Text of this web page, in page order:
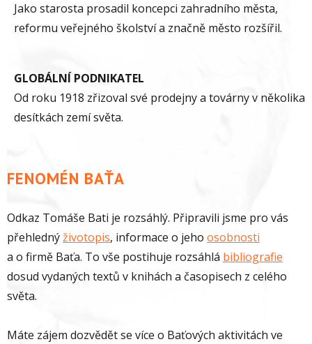
Jako starosta prosadil koncepci zahradního města,
reformu veřejného školství a značně město rozšířil.
GLOBÁLNÍ PODNIKATEL
Od roku 1918 zřizoval své prodejny a továrny v několika
desítkách zemí světa.
FENOMÉN BAŤA
Odkaz Tomáše Bati je rozsáhlý. Připravili jsme pro vás
přehlednýživotopis, informace o jeho osobnosti
a o firmě Baťa. To vše postihuje rozsáhlá bibliografie
dosud vydaných textů v knihách a časopisech z celého
světa.
Máte zájem dozvědět se více o Baťových aktivitách ve